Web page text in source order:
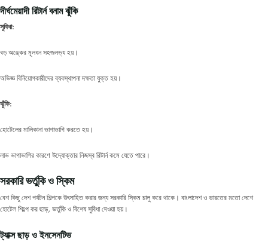
দীর্ঘমেয়াদী রিটার্ন বনাম ঝুঁকি
সুবিধা:
বড় অঙ্কের মূলধন সহজলভ্য হয়।
অভিজ্ঞ বিনিয়োগকারীদের ব্যবস্থাপনা দক্ষতা যুক্ত হয়।
ঝুঁকি:
হোটেলের মালিকানা ভাগাভাগি করতে হয়।
লাভ ভাগাভাগির কারণে উদ্যোক্তার নিজস্ব রিটার্ন কমে যেতে পারে।
সরকারি ভর্তুকি ও স্কিম
বেশ কিছু দেশ পর্যটন শিল্পকে উৎসাহিত করার জন্য সরকারি স্কিম চালু করে থাকে। বাংলাদেশ ও ভারতের মতো দেশে
হোটেল শিল্পে কর ছাড়, ভর্তুকি ও বিশেষ সুবিধা দেওয়া হয়।
ট্যাক্স ছাড় ও ইনসেনটিভ